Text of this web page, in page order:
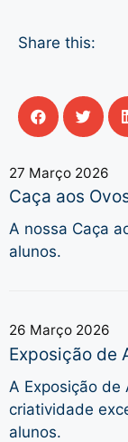
Share this:
27 Março 2026
Caça aos
A nossa Caça
alunos.
26 Março 2026
Exposição de
A Exposição de
criatividade
alunos.